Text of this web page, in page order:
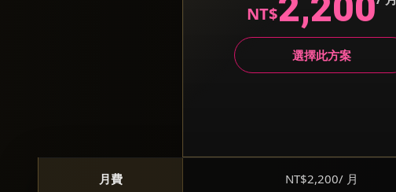
NT$
選擇此方案
月費 NT$2,200/ 月